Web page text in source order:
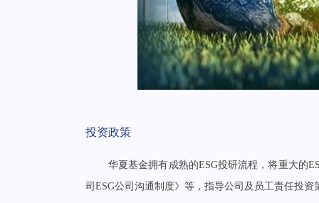
投资政策
华夏基金拥有成熟的ESG投研流程，将重大的
司ESG公司沟通制度》等，指导公司及员工责任投资